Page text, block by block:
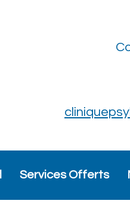
Services Offerts